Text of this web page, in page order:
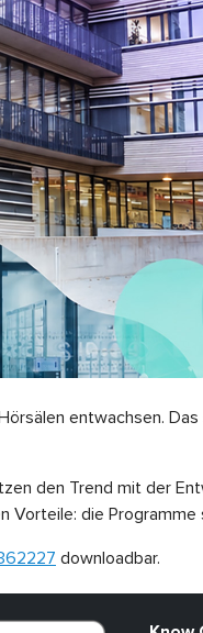
entwachsen.
den Trend mit der
die Programme
downloadbar.